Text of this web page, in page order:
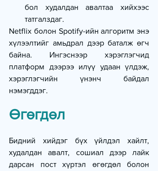
бол худалдан авалтаа хийхээс
татгалздаг.
Netflix болон Spotify-ийн алгоритм энэ
хүлээлтийг амьдрал дээр баталж өгч
байна. Ингэснээр хэрэглэгчид
платформ дээрээ илүү удаан үлдэж,
хэрэглэгчийн үнэнч байдал
нэмэгддэг.
Өгөгдөл
Бидний хийдэг бүх үйлдэл хайлт,
худалдан авалт, сошиал дээр лайк
дарсан пост хүртэл өгөгдөл болон